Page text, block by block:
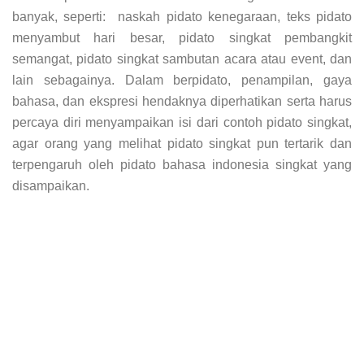
banyak, seperti: naskah pidato kenegaraan, teks pidato
menyambut hari besar, pidato singkat pembangkit
semangat, pidato singkat sambutan acara atau event, dan
lain sebagainya. Dalam berpidato, penampilan, gaya
bahasa, dan ekspresi hendaknya diperhatikan serta harus
percaya diri menyampaikan isi dari contoh pidato singkat,
agar orang yang melihat pidato singkat pun tertarik dan
terpengaruh oleh pidato bahasa indonesia singkat yang
disampaikan.